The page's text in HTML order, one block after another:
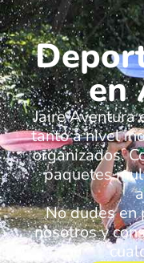
en
Jaire Aventura
tanto a nivel
organizados.
paquetes
No dudes en
nosotros y